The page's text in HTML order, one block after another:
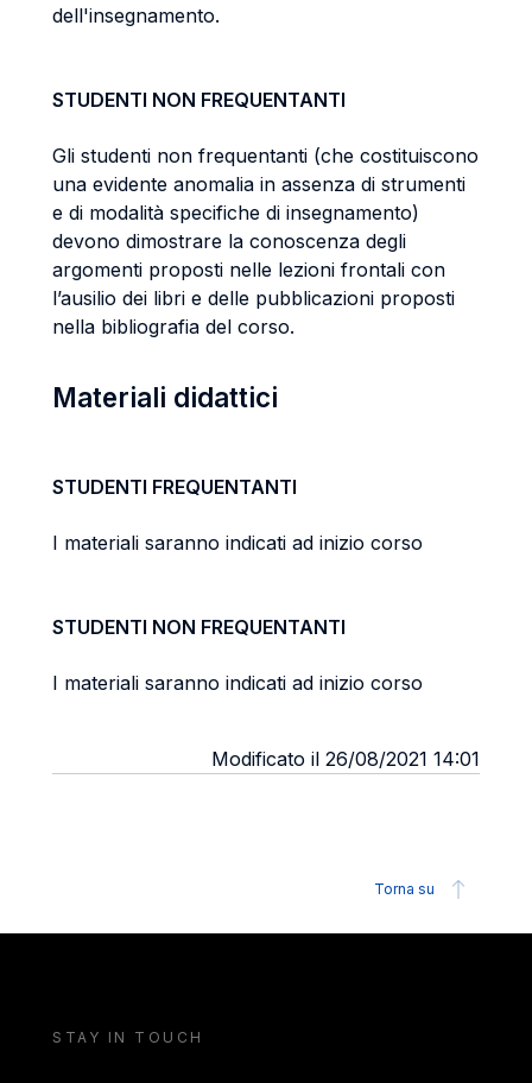
dell'insegnamento.
STUDENTI NON FREQUENTANTI
Gli studenti non frequentanti (che costituiscono
una evidente anomalia in assenza di strumenti
e di modalità specifiche di insegnamento)
devono dimostrare la conoscenza degli
argomenti proposti nelle lezioni frontali con
l’ausilio dei libri e delle pubblicazioni proposti
nella bibliografia del corso.
Materiali didattici
STUDENTI FREQUENTANTI
I materiali saranno indicati ad inizio corso
STUDENTI NON FREQUENTANTI
I materiali saranno indicati ad inizio corso
Modificato il 26/08/2021 14:01
Torna su
STAY IN TOUCH